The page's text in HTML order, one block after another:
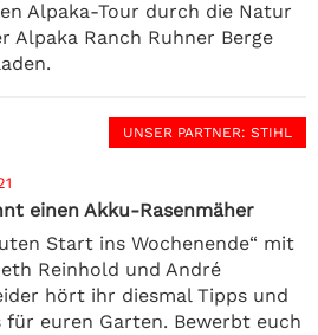
Alpaka-Tour durch die Natur
Alpaka Ranch Ruhner Berge
UNSER PARTNER: STIHL
einen Akku-Rasenmäher
Start ins Wochenende“ mit
Reinhold und André
hört ihr diesmal Tipps und
für euren Garten. Bewerbt euch